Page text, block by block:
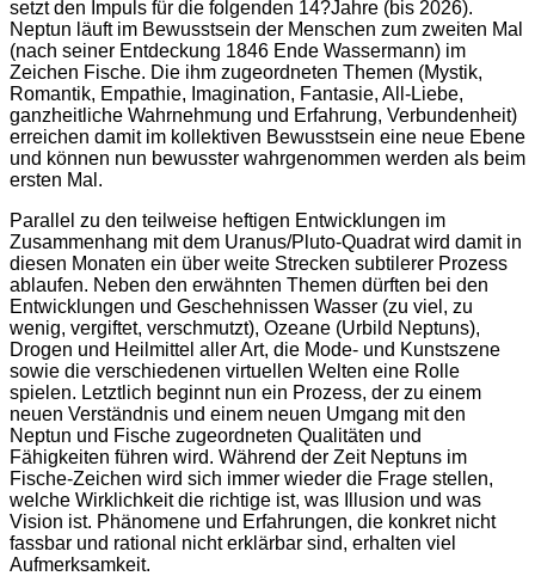
setzt den Impuls für die folgenden 14?Jahre (bis 2026).
Neptun läuft im Bewusstsein der Menschen zum zweiten Mal
(nach seiner Entdeckung 1846 Ende Wassermann) im
Zeichen Fische. Die ihm zugeordneten Themen (Mystik,
Romantik, Empathie, Imagination, Fantasie, All-Liebe,
ganzheitliche Wahrnehmung und Erfahrung, Verbundenheit)
erreichen damit im kollektiven Bewusstsein eine neue Ebene
und können nun bewusster wahrgenommen werden als beim
ersten Mal.
Parallel zu den teilweise heftigen Entwicklungen im
Zusammenhang mit dem Uranus/Pluto-Quadrat wird damit in
diesen Monaten ein über weite Strecken subtilerer Prozess
ablaufen. Neben den erwähnten Themen dürften bei den
Entwicklungen und Geschehnissen Wasser (zu viel, zu
wenig, vergiftet, verschmutzt), Ozeane (Urbild Neptuns),
Drogen und Heilmittel aller Art, die Mode- und Kunstszene
sowie die verschiedenen virtuellen Welten eine Rolle
spielen. Letztlich beginnt nun ein Prozess, der zu einem
neuen Verständnis und einem neuen Umgang mit den
Neptun und Fische zugeordneten Qualitäten und
Fähigkeiten führen wird. Während der Zeit Neptuns im
Fische-Zeichen wird sich immer wieder die Frage stellen,
welche Wirklichkeit die richtige ist, was Illusion und was
Vision ist. Phänomene und Erfahrungen, die konkret nicht
fassbar und rational nicht erklärbar sind, erhalten viel
Aufmerksamkeit.